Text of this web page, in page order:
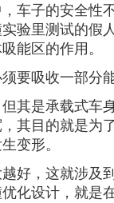
车子的安全性
验里测试的假
能区的作用。
要吸收一部分
其是承载式车
其目的就是为
变形。
，这就涉及到
化设计，就是